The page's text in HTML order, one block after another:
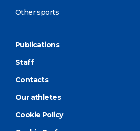
Other sports
Publications
Staff
Contacts
Our athletes
Cookie Policy